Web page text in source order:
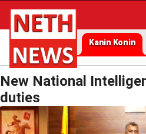
Kanin Konin
New National
duties